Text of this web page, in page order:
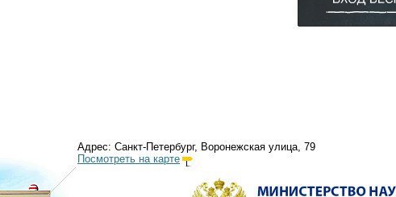
Адрес: Санкт-Петербург, Воронежская улица, 79
Посмотреть на карте